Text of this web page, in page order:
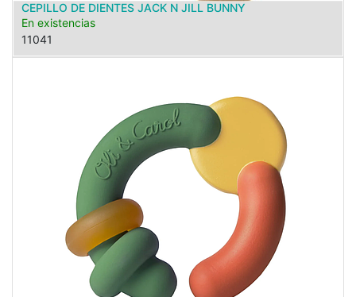
CEPILLO DE DIENTES JACK N JILL BUNNY
En existencias
11041